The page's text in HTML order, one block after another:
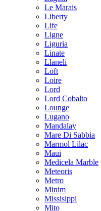
Le Marais
Liberty
Life
Ligne
Liguria
Linate
Llaneli
Loft
Loire
Lord
Lord Cobalto
Lounge
Lugano
Mandalay
Mare Di Sabbia
Marmol Lilac
Maui
Medicela Marble
Meteoris
Metro
Minim
Missisippi
Mito